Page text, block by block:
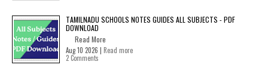
TAMILNADU SCHOOLS NOTES GUIDES ALL SUBJECTS - PDF
DOWNLOAD
Read More
Aug 10 2026 | Read more
2 Comments